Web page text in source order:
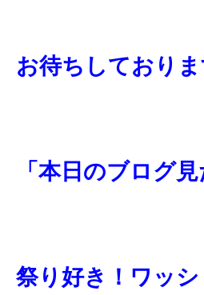
お待ちしておりま
「本日のブログ
祭り好き！ ワッ